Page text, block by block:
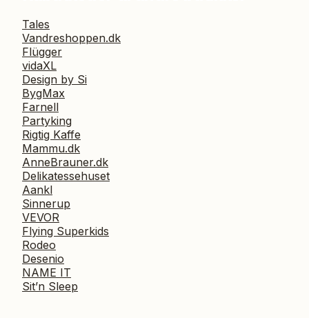
Tales
Vandreshoppen.dk
Flügger
vidaXL
Design by Si
BygMax
Farnell
Partyking
Rigtig Kaffe
Mammu.dk
AnneBrauner.dk
Delikatessehuset
Aankl
Sinnerup
VEVOR
Flying Superkids
Rodeo
Desenio
NAME IT
Sit’n Sleep